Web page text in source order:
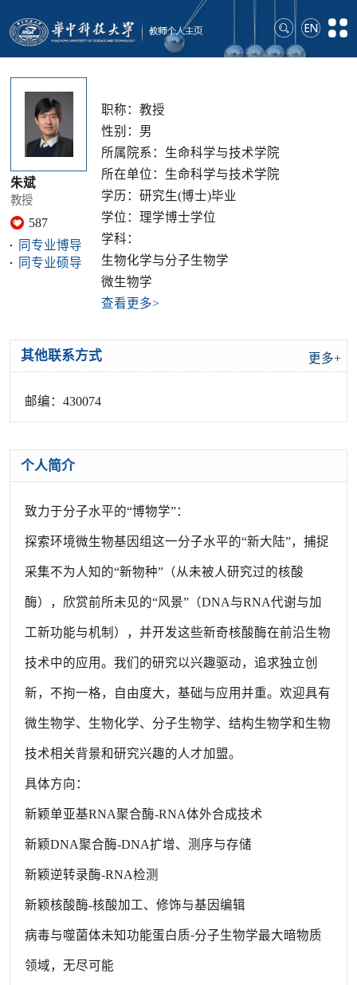
朱斌
教授
587
同专业博导
同专业硕导
职称：教授
性别：男
所属院系：生命科学与技术学院
所在单位：生命科学与技术学院
学历：研究生(博士)毕业
学位：理学博士学位
学科：
生物化学与分子生物学
微生物学
查看更多>
其他联系方式
邮编： 430074
更多+
个人简介
致力于分子水平的“博物学”：
探索环境微生物基因组这一分子水平的“新大陆”，捕捉
采集不为人知的“新物种”（从未被人研究过的核酸
酶），欣赏前所未见的“风景”（DNA与RNA代谢与加
工新功能与机制），并开发这些新奇核酸酶在前沿生物
技术中的应用。我们的研究以兴趣驱动，追求独立创
新，不拘一格，自由度大，基础与应用并重。欢迎具有
微生物学、生物化学、分子生物学、结构生物学和生物
技术相关背景和研究兴趣的人才加盟。
具体方向：
新颖单亚基RNA聚合酶-RNA体外合成技术
新颖DNA聚合酶-DNA扩增、测序与存储
新颖逆转录酶-RNA检测
新颖核酸酶-核酸加工、修饰与基因编辑
病毒与噬菌体未知功能蛋白质-分子生物学最大暗物质
领域，无尽可能